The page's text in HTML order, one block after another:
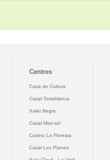
Centres
Casa de Cultura
Casal Torreblanca
Xalet Negre
Casal Mira-sol
Casino La Floresta
Casal Les Planes